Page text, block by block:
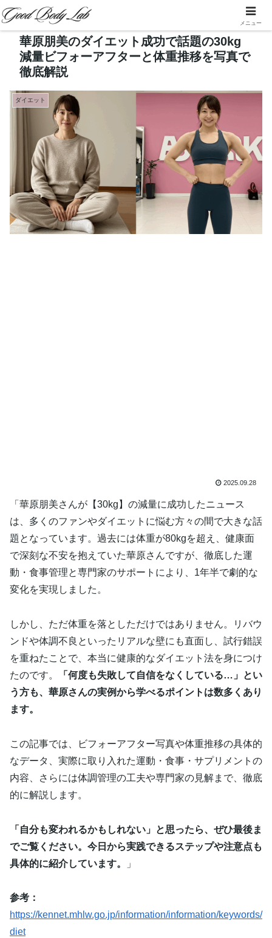
華原朋美のダイエット成功で話題の30kg
減量ビフォーアフターと体重推移を写真で
徹底解説
ダイエット
2025.09.28
「華原朋美さんが【30kg】の減量に成功したニュース
は、多くのファンやダイエットに悩む方々の間で大きな話
題となっています。過去には体重が80kgを超え、健康面
で深刻な不安を抱えていた華原さんですが、徹底した運
動・食事管理と専門家のサポートにより、1年半で劇的な
変化を実現しました。
しかし、ただ体重を落としただけではありません。リバウ
ンドや体調不良といったリアルな壁にも直面し、試行錯誤
を重ねたことで、本当に健康的なダイエット法を身につけ
たのです。
「何度も失敗して自信をなくしている…」とい
う方も、華原さんの実例から学べるポイントは数多くあり
ます。
この記事では、ビフォーアフター写真や体重推移の具体的
なデータ、実際に取り入れた運動・食事・サプリメントの
内容、さらには体調管理の工夫や専門家の見解まで、徹底
的に解説します。
「自分も変われるかもしれない」と思ったら、ぜひ最後ま
でご覧ください。今日から実践できるステップや注意点も
具体的に紹介しています。
」
参考：
https://kennet.mhlw.go.jp/information/information/keywords/
diet
メニュー